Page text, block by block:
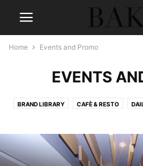
Home Events and Promo
EVENTS
BRAND LIBRARY CAFÈ & RESTO